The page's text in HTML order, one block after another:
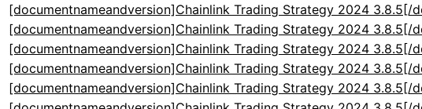
[documentnameandversion]Chainlink Trading Strategy 2024 3.8.5[/
[documentnameandversion]Chainlink Trading Strategy 2024 3.8.5[/
[documentnameandversion]Chainlink Trading Strategy 2024 3.8.5[/
[documentnameandversion]Chainlink Trading Strategy 2024 3.8.5[/
[documentnameandversion]Chainlink Trading Strategy 2024 3.8.5[/